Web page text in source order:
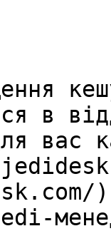
в
вас
)